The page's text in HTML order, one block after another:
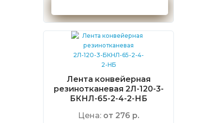
Лента конвейерная
резинотканевая 2Л-120-3-
БКНЛ-65-2-4-2-НБ
Цена: от 276 р.